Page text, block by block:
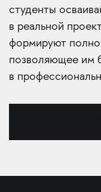
студенты
в реальной
формируют
позволяющее им
в